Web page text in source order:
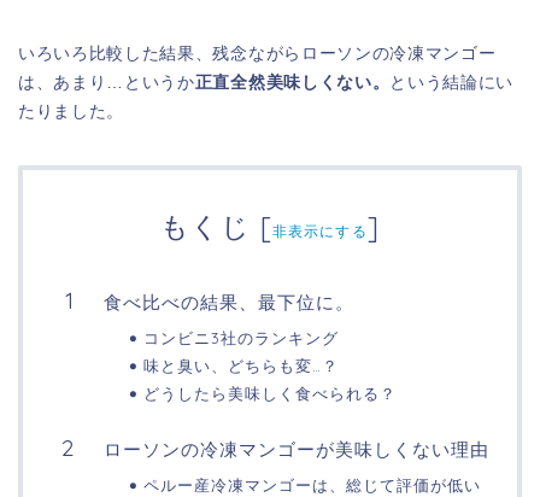
いろいろ比較した結果、残念ながらローソンの冷凍マンゴー
は、あまり…というか正直全然美味しくない。
という結論にい
たりました。
もくじ [非表示にする]
食べ比べの結果、最下位に。
コンビニ3社のランキング
味と臭い、どちらも変…？
どうしたら美味しく食べられる？
ローソンの冷凍マンゴーが美味しくない理由
ペルー産冷凍マンゴーは、総じて評価が低い